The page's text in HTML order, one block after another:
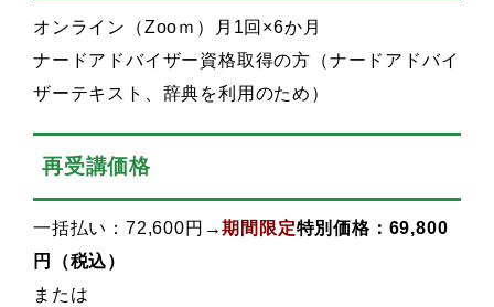
オンライン（Zooｍ）月1回×6か月
ナードアドバイザー資格取得の方（ナードアドバイ
ザーテキスト、辞典を利用のため）
再受講価格
一括払い：72,600円→期間限定特別価格：69,800
円（税込）
または